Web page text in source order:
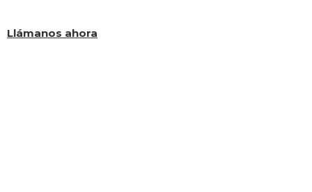
Llámanos ahora